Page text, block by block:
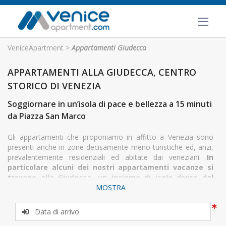
VeniceApartment >Appartamenti Giudecca
APPARTAMENTI ALLA GIUDECCA, CENTRO
STORICO DI VENEZIA
Soggiornare in un’isola di pace e bellezza a 15 minuti
da Piazza San Marco
Gli appartamenti che proponiamo in affitto a Venezia sono
presenti anche in zone decisamente meno turistiche ed, anzi,
prevalentemente residenziali ed abitate dai veneziani. In
particolare alcuni dei nostri appartamenti vacanze si
trovano alla Giudecca, un insieme di isole divise dal
resto del centro Storico di Venezia dall’omonimo Canale,
proprio soggiorno in questa magica città, la bellezza
naturale e la tranquillità della laguna.
MOSTRA